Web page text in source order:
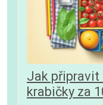
Jak připravit
krabičky za